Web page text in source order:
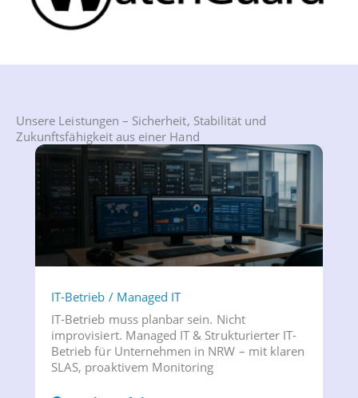
Unsere Leistungen – Sicherheit, Stabilität und
Zukunftsfähigkeit aus einer Hand
IT-Betrieb / Managed IT
IT-Betrieb muss planbar sein. Nicht
improvisiert. Managed IT & Strukturierter IT-
Betrieb für Unternehmen in NRW – mit klaren
SLAS, proaktivem Monitoring